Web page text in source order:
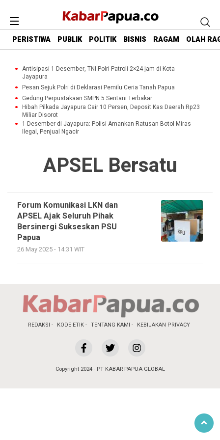
PERISTIWA PUBLIK POLITIK BISNIS RAGAM OLAH
Antisipasi 1 Desember, TNI Polri Patroli 2×24 jam di Kota
Jayapura
Pesan Sejuk Polri di Deklarasi Pemilu Ceria Tanah Papua
Gedung Perpustakaan SMPN 5 Sentani Terbakar
Hibah Pilkada Jayapura Cair 10 Persen, Deposit Kas Daerah Rp23
Miliar Disorot
1 Desember di Jayapura: Polisi Amankan Ratusan Botol Miras
Ilegal, Penjual Ngacir
APSEL Bersatu
Forum Komunikasi LKN dan
APSEL Ajak Seluruh Pihak
Bersinergi Sukseskan PSU
Papua
26 May 2025 - 14:31 WIT
REDAKSI KODE ETIK TENTANG KAMI KEBIJAKAN PRIVACY
Copyright 2024 - PT KABAR PAPUA GLOBAL